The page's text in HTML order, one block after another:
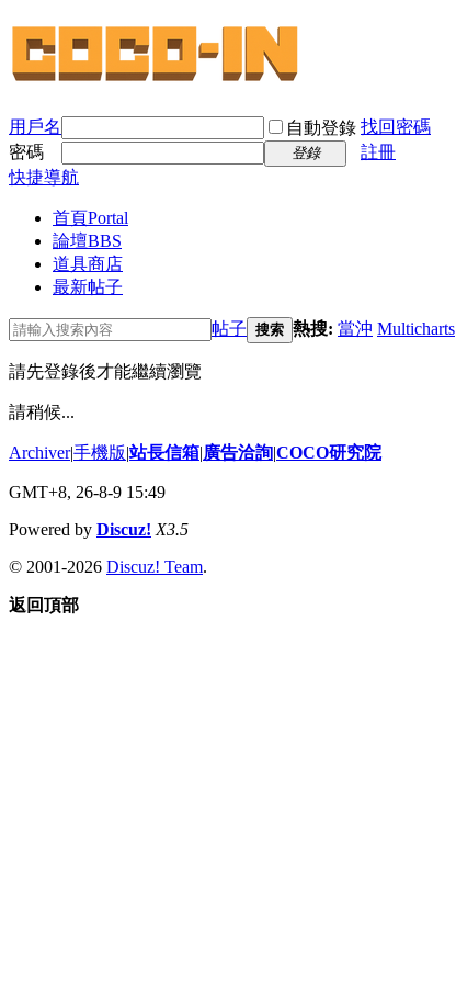
用戶名 自動登錄 找回密碼
密碼
登錄
註冊
快捷導航
首頁Portal
論壇BBS
道具商店
最新帖子
帖子 搜索 熱搜: 當沖 Multicharts
請先登錄後才能繼續瀏覽
請稍候...
Archiver|手機版|站長信箱|廣告洽詢|COCO研究院
GMT+8, 26-8-9 15:49
Powered by Discuz! X3.5
© 2001-2026 Discuz! Team.
返回頂部